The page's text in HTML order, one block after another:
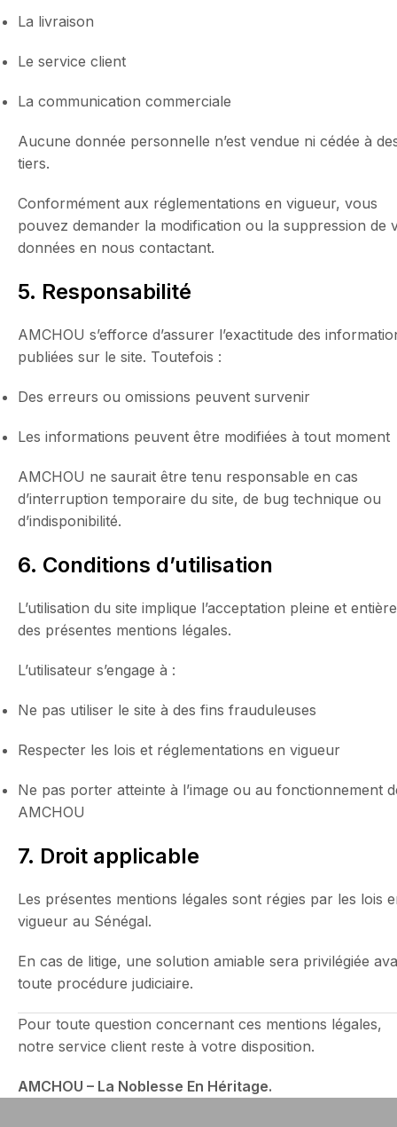
La livraison
Le service client
La communication commerciale
Aucune donnée personnelle n’est vendue ni cédée à
tiers.
Conformément aux réglementations en vigueur, vous
pouvez demander la modification ou la suppression de
données en nous contactant.
5. Responsabilité
AMCHOU s’efforce d’assurer l’exactitude des
publiées sur le site. Toutefois :
Des erreurs ou omissions peuvent survenir
Les informations peuvent être modifiées à tout moment
AMCHOU ne saurait être tenu responsable en cas
d’interruption temporaire du site, de bug technique ou
d’indisponibilité.
6. Conditions d’utilisation
L’utilisation du site implique l’acceptation pleine et entière
des présentes mentions légales.
L’utilisateur s’engage à :
Ne pas utiliser le site à des fins frauduleuses
Respecter les lois et réglementations en vigueur
Ne pas porter atteinte à l’image ou au fonctionnement
AMCHOU
7. Droit applicable
Les présentes mentions légales sont régies par les lois
vigueur au Sénégal.
En cas de litige, une solution amiable sera privilégiée
toute procédure judiciaire.
Pour toute question concernant ces mentions légales,
notre service client reste à votre disposition.
AMCHOU – La Noblesse En Héritage.